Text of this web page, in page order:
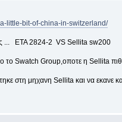
little-bit-of-china-in-switzerland/
... ΕΤΑ 2824-2 VS Sellita sw200
Swatch Group,οποτε η Sellita
στη μηχανη Sellita και να εκανε